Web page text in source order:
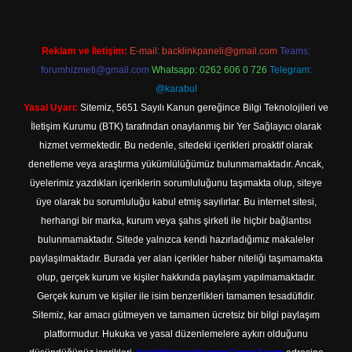
Reklam ve İletişim: E-mail: backlinkpaneli@gmail.com Teams:
forumhizmeti@gmail.com Whatsapp: 0262 606 0 726 Telegram:
@karabul
Yasal Uyarı: Sitemiz, 5651 Sayılı Kanun gereğince Bilgi Teknolojileri ve
İletişim Kurumu (BTK) tarafından onaylanmış bir Yer Sağlayıcı olarak
hizmet vermektedir. Bu nedenle, sitedeki içerikleri proaktif olarak
denetleme veya araştırma yükümlülüğümüz bulunmamaktadır. Ancak,
üyelerimiz yazdıkları içeriklerin sorumluluğunu taşımakta olup, siteye
üye olarak bu sorumluluğu kabul etmiş sayılırlar. Bu internet sitesi,
herhangi bir marka, kurum veya şahıs şirketi ile hiçbir bağlantısı
bulunmamaktadır. Sitede yalnızca kendi hazırladığımız makaleler
paylaşılmaktadır. Burada yer alan içerikler haber niteliği taşımamakta
olup, gerçek kurum ve kişiler hakkında paylaşım yapılmamaktadır.
Gerçek kurum ve kişiler ile isim benzerlikleri tamamen tesadüfidir.
Sitemiz, kar amacı gütmeyen ve tamamen ücretsiz bir bilgi paylaşım
platformudur. Hukuka ve yasal düzenlemelere aykırı olduğunu